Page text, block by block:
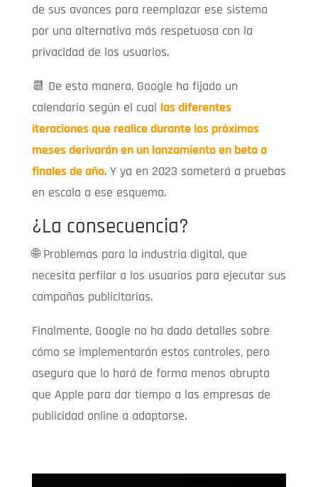
de sus avances para reemplazar ese sistema
por una alternativa más respetuosa con la
privacidad de los usuarios.
📆 De esta manera, Google ha fijado un
calendario según el cual las diferentes
iteraciones que realice durante los próximos
meses derivarán en un lanzamiento en beta a
finales de año. Y ya en 2023 someterá a pruebas
en escala a ese esquema.
¿La consecuencia?
🌐 Problemas para la industria digital, que
necesita perfilar a los usuarios para ejecutar sus
campañas publicitarias.
Finalmente, Google no ha dado detalles sobre
cómo se implementarán estos controles, pero
asegura que lo hará de forma menos abrupta
que Apple para dar tiempo a las empresas de
publicidad online a adaptarse.